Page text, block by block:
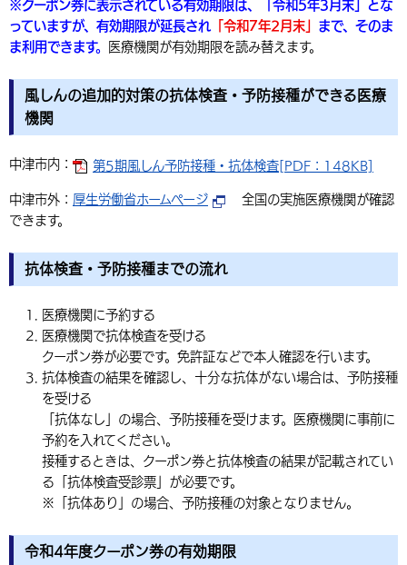
※クーポン券に表示されている有効期限は、「令和5年3月末」とな
っていますが、有効期限が延長され 「令和7年2月末」 まで、そのま
ま利用できます。
医療機関が有効期限を読み替えます。
風しんの追加的対策の抗体検査・予防接種ができる医療
機関
中津市内： 第5期風しん予防接種・抗体検査[PDF：148KB]
中津市外： 厚生労働省ホームページ
全国の実施医療機関が確認
できます。
抗体検査・予防接種までの流れ
医療機関に予約する
医療機関で抗体検査を受ける
クーポン券が必要です。免許証などで本人確認を行います。
抗体検査の結果を確認し、十分な抗体がない場合は、予防接種
を受ける
「抗体なし」の場合、予防接種を受けます。医療機関に事前に
予約を入れてください。
接種するときは、クーポン券と抗体検査の結果が記載されてい
る「抗体検査受診票」が必要です。
※「抗体あり」の場合、予防接種の対象となりません。
令和4年度クーポン券の有効期限